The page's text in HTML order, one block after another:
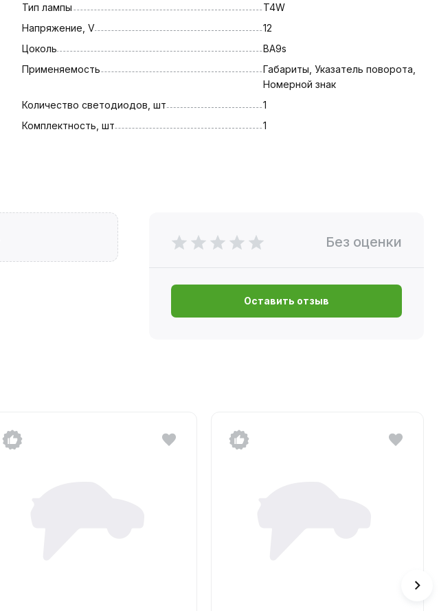
Тип лампы
T4W
Напряжение, V
12
Цоколь
BA9s
Применяемость
Габариты, Указатель поворота,
Номерной знак
Количество светодиодов, шт
1
Комплектность, шт
1
Без оценки
Оставить отзыв